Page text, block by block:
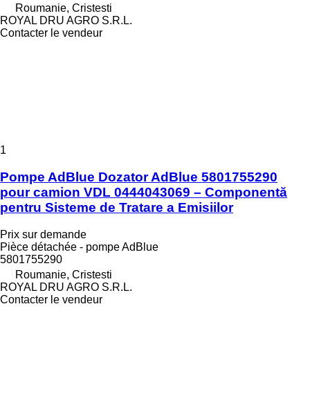
Roumanie, Cristesti
ROYAL DRU AGRO S.R.L.
Contacter le vendeur
1
Pompe AdBlue Dozator AdBlue 5801755290
pour camion VDL 0444043069 – Componentă
pentru Sisteme de Tratare a Emisiilor
Prix sur demande
Pièce détachée - pompe AdBlue
5801755290
Roumanie, Cristesti
ROYAL DRU AGRO S.R.L.
Contacter le vendeur